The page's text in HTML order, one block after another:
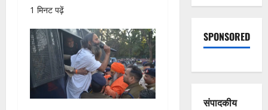
1 मिनट पढ़ें
खोजें:
SPONSORED
संपादकीय